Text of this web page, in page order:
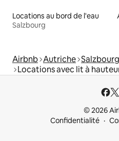
Locations au bord de l'eau
Salzbourg
Airbnb Autriche Salzbourg
Locations avec lit à
© 2026
Confidentialité